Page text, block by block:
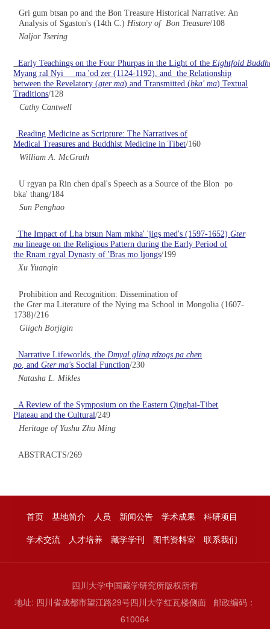
Gri gum btsan po and the Bon Treasure Historical Narrative: An
Analysis of Sgaston's (14th C.)History of Bon Treasure/108
Naljor Tsering
Early Teachings on the Four Phurpas in the Light of theEightfold
Myang ral Nyi ma 'od zer (1124-1192), and the Relationship
between the Revelatory (gter ma) and Transmitted (bka' ma) Textual
Traditions/128
Cathy Cantwell
Reading Medicine as Scripture: The Narratives of
Medical Treasures and Buddhist Medicine in Tibet/160
William A. McGrath
U rgyan pa Rin chen dpal's Speech as a Source of the Blon po
bka' thang/184
Sun Penghao
The Impact of Lha btsun Nam mkha' 'jigs med's (1597-1652)Gter
ma lineage on the Religious Pattern during the Early Period of
the Rnam rgyal Dynasty of 'Bras mo ljongs/199
Xu Yuanqin
Prohibition and Recognition: Dissemination of
theGterma Literature of the Nying ma School in Mongolia (1607-
1738)/216
Giigch Borjigin
Narrative Lifeworlds, theDmyal gling rdzogs pa chen
po, andGter ma's Social Function/230
Natasha L. Mikles
A Review of the Symposium on the Eastern Qinghai-Tibet
Plateau and the Cultural/249
Heritage of Yushu Zhu Ming
ABSTRACTS/269
首页 基地简介 人员 新闻公告 学术成果
科研项目
学术交流
人才培养 藏学学刊 图书资料室 联系我们
四川大学中国藏学研究所版权所有
地址: 四川省成都市望江路29号四川大学红瓦楼侧面 邮政编码：
610064